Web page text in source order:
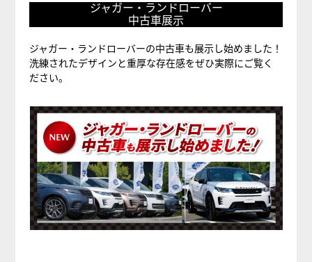
ャ
ガ
ー・
ラ
ン
ド
ロ
ー
バ
ー
中
古
ジャガー・ランドローバー
中古車展示
ジャガー・ランドローバーの中古車も展示し始めました！
洗練されたデザインと重厚な存在感をぜひ実際にご覧く
ださい。